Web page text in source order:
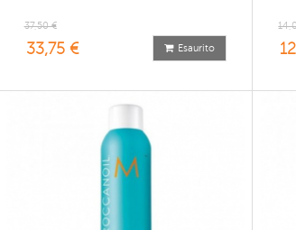
37,50 €
33,75 € Esaurito